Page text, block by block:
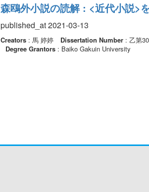
森鴎外小説の読解 : <近代小説>
published_at 2021-03-13
Creators: 馬 婷婷 Dissertation Number: 乙第
Degree Grantors: Baiko Gakuin University